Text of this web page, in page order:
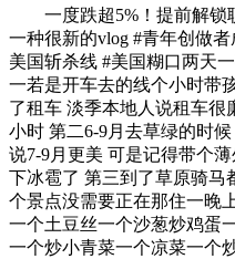
一度跌超5%！提前解锁
一种很新的vlog #青年创做
美国斩杀线 #美国糊口两天
一若是开车去的线个小时带
了租车 淡季本地人说租车很
小时 第二6-9月去草绿的时
说7-9月更美 可是记得带个
下冰雹了 第三到了草原骑马
个景点没需要正在那住一晚
一个土豆丝一个沙葱炒鸡蛋
一个炒小青菜一个凉菜一个